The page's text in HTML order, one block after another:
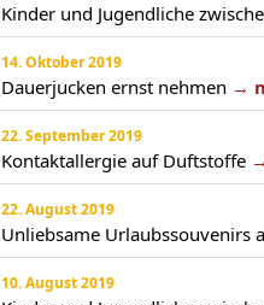
Kinder und Jugendliche
14. Oktober 2019
Dauerjucken ernst nehmen →
22. September 2019
Kontaktallergie auf Duftstoffe
22. August 2019
Unliebsame Urlaubssouvenirs
10. August 2019